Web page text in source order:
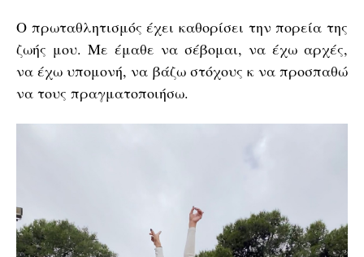
Ο πρωταθλητισμός έχει καθορίσει την πορεία της
ζωής μου. Με έμαθε να σέβομαι, να έχω αρχές,
να έχω υπομονή, να βάζω στόχους κ να προσπαθώ
να τους πραγματοποιήσω.